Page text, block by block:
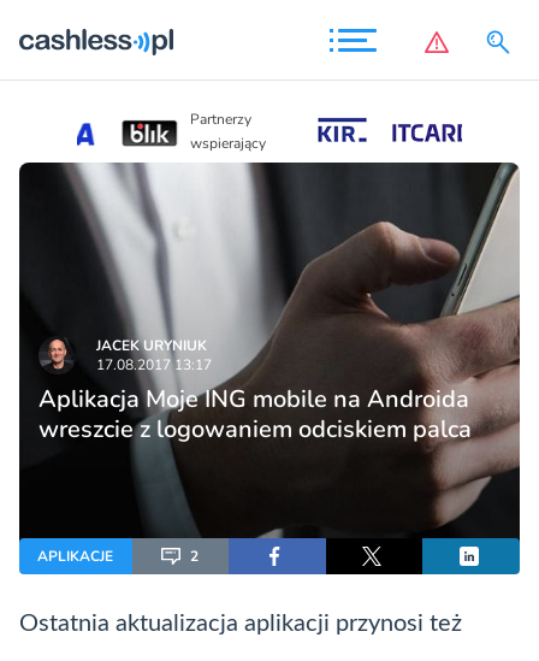
Partnerzy
wspierający
JACEK URYNIUK
17.08.2017 13:17
Aplikacja Moje ING mobile na Androida
wreszcie z logowaniem odciskiem palca
APLIKACJE 2
Ostatnia aktualizacja aplikacji przynosi też